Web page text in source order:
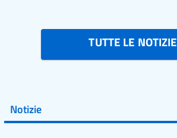
TUTTE LE NOTIZIE
Notizie